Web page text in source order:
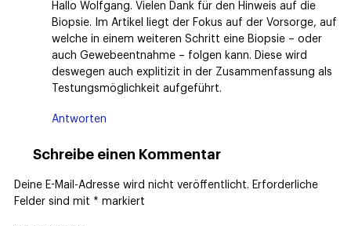
Hallo Wolfgang. Vielen Dank für den Hinweis auf die
Biopsie. Im Artikel liegt der Fokus auf der Vorsorge, auf
welche in einem weiteren Schritt eine Biopsie – oder
auch Gewebeentnahme – folgen kann. Diese wird
deswegen auch explitizit in der Zusammenfassung als
Testungsmöglichkeit aufgeführt.
Antworten
Schreibe einen Kommentar
Deine E-Mail-Adresse wird nicht veröffentlicht. Erforderliche
Felder sind mit * markiert